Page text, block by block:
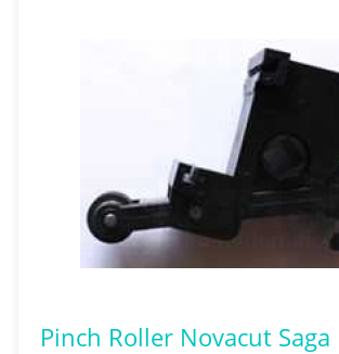
Pinch Roller Novacut Saga